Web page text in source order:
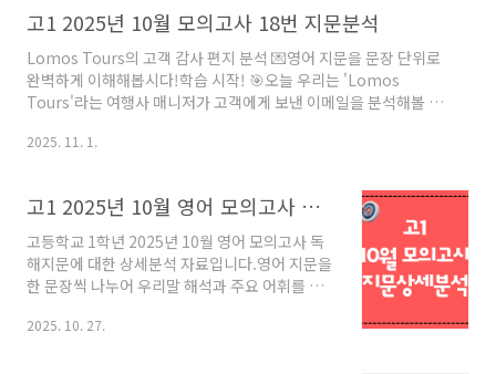
제) - 쏠북2025년 10월 고1 모의고사 변형문제
입니다. 주장 찾기, 함축 의미, 요지 찾기, 주제 찾
기, 제목 찾기, 요약하기, 어법 및 어휘 선택, 빈칸
추론, 문장 삽입, 무관한 문장 찾기, 글의 순서 유
형으로 구solvook.com 고1 2025년 10월 영어
모의고사 상세지문분석 고1 2025년 10월 영어
고1 2025년 10월 모의고사 18번 지문분석
Lomos Tours의 고객 감사 편지 분석 💌영어 지문을 문장 단위로
완벽하게 이해해봅시다!학습 시작! 🎯오늘 우리는 'Lomos
Tours'라는 여행사 매니저가 고객에게 보낸 이메일을 분석해볼 거
아래 '다음' 버튼을 눌러 한 문장씩 자세히 파헤쳐봅시다. 각 문장의
하게 살펴볼 거예요. 준비됐나요? 😉전체 지문 미리보기 훑어보기
🧐"My name is Mark Smith, and I am the manager of
Lomos Tours. I express our sincere appreciation for your
continued trust and loyalty..
2025. 11. 1.
고1 2025년 10월 영어 모의고사 상세지문분석
고등학교 1학년 2025년 10월 영어 모의고사 독
해지문에 대한 상세분석 자료입니다.영어 지문을
한 문장씩 나누어 우리말 해석과 주요 어휘를 정
문에서 어떤 내용적 역할을 하는지에 대한 설명
2025. 10. 27.